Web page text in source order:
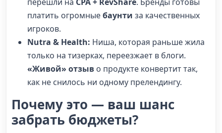
платить огромныебаунти за качественных
игроков.
Nutra & Health: Ниша, которая раньше жила
только на тизерках, переезжает в блоги.
«Живой» отзыв о продукте конвертит так,
как не снилось ни одному прелендингу.
Почему это — ваш шанс
забрать бюджеты?